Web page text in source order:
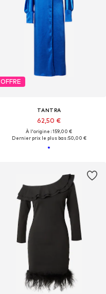
OFFRE
TANTRA
62,50 €
À l'origine : 159,00 €
Dernier prix le plus bas :50,00 €